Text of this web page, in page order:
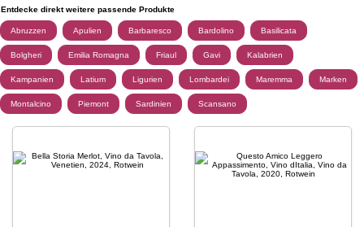
Entdecke direkt weitere passende Produkte
Abruzzen Apulien Barbaresco Bardolino Basilicata
Bolgheri Emilia Romagna Friaul Gavi Kalabrien
Kampanien Latium Ligurien Lombardei Maremma Marken
Montalcino Piemont Sardinien Scansano